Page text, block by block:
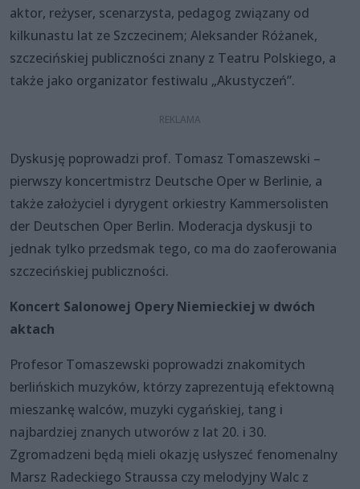
aktor, reżyser, scenarzysta, pedagog związany od
kilkunastu lat ze Szczecinem; Aleksander Różanek,
szczecińskiej publiczności znany z Teatru Polskiego, a
także jako organizator festiwalu „Akustyczeń”.
Dyskusję poprowadzi prof. Tomasz Tomaszewski –
pierwszy koncertmistrz Deutsche Oper w Berlinie, a
także założyciel i dyrygent orkiestry Kammersolisten
der Deutschen Oper Berlin. Moderacja dyskusji to
jednak tylko przedsmak tego, co ma do zaoferowania
szczecińskiej publiczności.
Koncert Salonowej Opery Niemieckiej w dwóch
aktach
Profesor Tomaszewski poprowadzi znakomitych
berlińskich muzyków, którzy zaprezentują efektowną
mieszankę walców, muzyki cygańskiej, tang i
najbardziej znanych utworów z lat 20. i 30.
Zgromadzeni będą mieli okazję usłyszeć fenomenalny
Marsz Radeckiego Straussa czy melodyjny Walc z